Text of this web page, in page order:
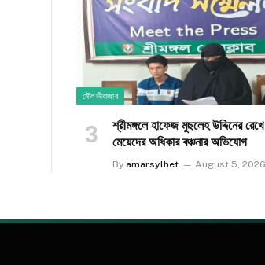
মৌলভীবাজার
শ্রীমঙ্গলে হাফেজ মুছলেহ উদ্দিনের
মেয়েদের অধিকার বঞ্চনার অভিযোগ
By amarsylhet August 5, 2026